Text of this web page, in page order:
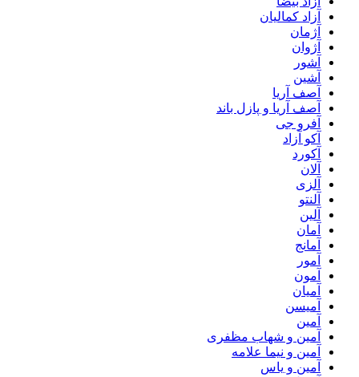
آزاد کمالیان
آژمان
آژوان
آشور
آشین
آصف آریا
آصف آریا و پازل باند
آفرو جی
آکو آزاد
آکورد
آلان
آلزی
آلنتو
آلین
آمان
آمانج
آمور
آمون
آمیان
آمیسن
آمین
آمین و شهاب مظفری
آمین و نیما علامه
آمین و یاس